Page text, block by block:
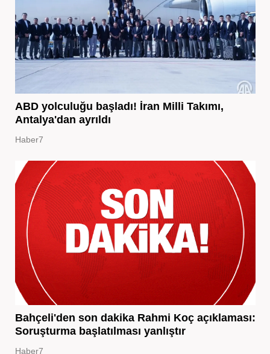
ABD yolculuğu başladı! İran Milli Takımı,
Antalya'dan ayrıldı
Haber7
Bahçeli'den son dakika Rahmi Koç açıklaması:
Soruşturma başlatılması yanlıştır
Haber7